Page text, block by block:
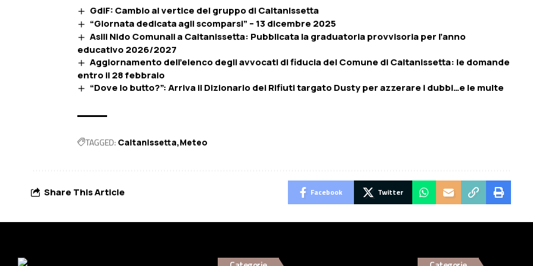
GdiF: Cambio al vertice del gruppo di Caltanissetta
“Giornata dedicata agli scomparsi” – 13 dicembre 2025
Asili Nido Comunali a Caltanissetta: Pubblicata la graduatoria provvisoria per l’anno
educativo 2026/2027
Aggiornamento dell’elenco degli avvocati di fiducia del Comune di Caltanissetta: le domande
entro il 28 febbraio
“Dove lo butto?”: Arriva il Dizionario dei Rifiuti targato Dusty per azzerare i dubbi…e le multe
TAGGED: Caltanissetta Meteo
Share This Article Facebook Twitter